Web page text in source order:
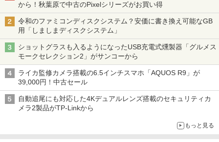
から！秋葉原で中古のPixelシリーズがお買い得
令和のファミコンディスクシステム？安価に書き換え可能なGB
用「しましまディスクシステム」
ショットグラスも入るようになったUSB充電式燻製器「グルメス
モークセレクション2」がサンコーから
ライカ監修カメラ搭載の6.5インチスマホ「AQUOS R9」が
39,000円！中古セール
自動追尾にも対応した4Kデュアルレンズ搭載のセキュリティカ
メラ2製品がTP-Linkから
もっと見る